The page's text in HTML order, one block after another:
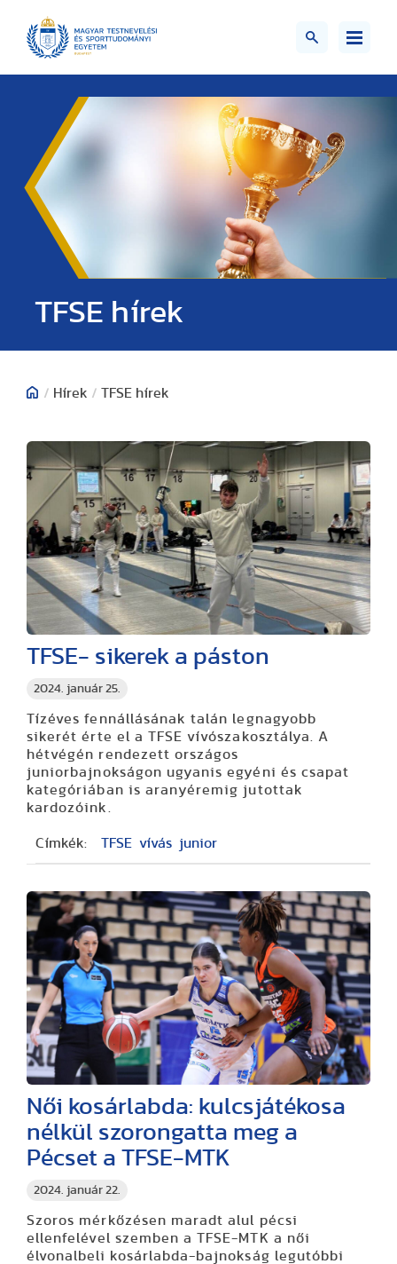
TFSE hírek
/ Hírek / TFSE hírek
2024. január 25.
TFSE- sikerek a páston
Tízéves fennállásának talán legnagyobb
sikerét érte el a TFSE vívószakosztálya. A
hétvégén rendezett országos
juniorbajnokságon ugyanis egyéni és csapat
kategóriában is aranyéremig jutottak
kardozóink.
Címkék: TFSE vívás junior
2024. január 22.
Női kosárlabda: kulcsjátékosa
nélkül szorongatta meg a
Pécset a TFSE-MTK
Szoros mérkőzésen maradt alul pécsi
ellenfelével szemben a TFSE-MTK a női
élvonalbeli kosárlabda-bajnokság legutóbbi